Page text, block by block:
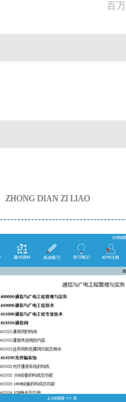
百
ZHONG DIAN ZI LIAO